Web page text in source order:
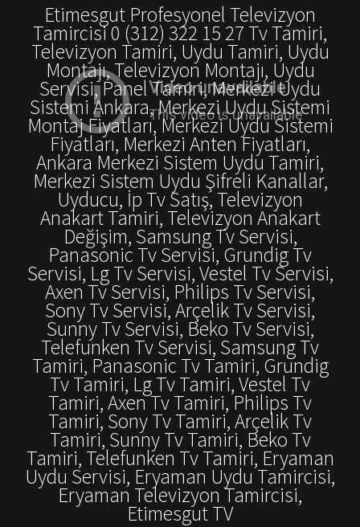
Etimesgut Profesyonel Televizyon
Tamircisi 0 (312) 322 15 27 Tv Tamiri,
Televizyon Tamiri, Uydu Tamiri, Uydu
Montajı, Televizyon Montajı, Uydu
Servisi, Panel Tamiri, Merkezi Uydu
Sistemi Ankara, Merkezi Uydu Sistemi
Montaj Fiyatları, Merkezi Uydu Sistemi
Fiyatları, Merkezi Anten Fiyatları,
Ankara Merkezi Sistem Uydu Tamiri,
Merkezi Sistem Uydu Şifreli Kanallar,
Uyducu, İp Tv Satış, Televizyon
Anakart Tamiri, Televizyon Anakart
Değişim, Samsung Tv Servisi,
Panasonic Tv Servisi, Grundig Tv
Servisi, Lg Tv Servisi, Vestel Tv Servisi,
Axen Tv Servisi, Philips Tv Servisi,
Sony Tv Servisi, Arçelik Tv Servisi,
Sunny Tv Servisi, Beko Tv Servisi,
Telefunken Tv Servisi, Samsung Tv
Tamiri, Panasonic Tv Tamiri, Grundig
Tv Tamiri, Lg Tv Tamiri, Vestel Tv
Tamiri, Axen Tv Tamiri, Philips Tv
Tamiri, Sony Tv Tamiri, Arçelik Tv
Tamiri, Sunny Tv Tamiri, Beko Tv
Tamiri, Telefunken Tv Tamiri, Eryaman
Uydu Servisi, Eryaman Uydu Tamircisi,
Eryaman Televizyon Tamircisi,
Etimesgut TV